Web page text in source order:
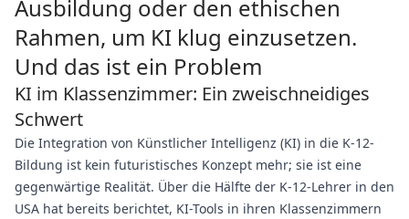
Ausbildung oder den ethischen
Rahmen, um KI klug einzusetzen.
Und das ist ein Problem
KI im Klassenzimmer: Ein zweischneidiges
Schwert
Die Integration von Künstlicher Intelligenz (KI) in die K-12-
Bildung ist kein futuristisches Konzept mehr; sie ist eine
gegenwärtige Realität. Über die Hälfte der K-12-Lehrer in den
USA hat bereits berichtet, KI-Tools in ihren Klassenzimmern